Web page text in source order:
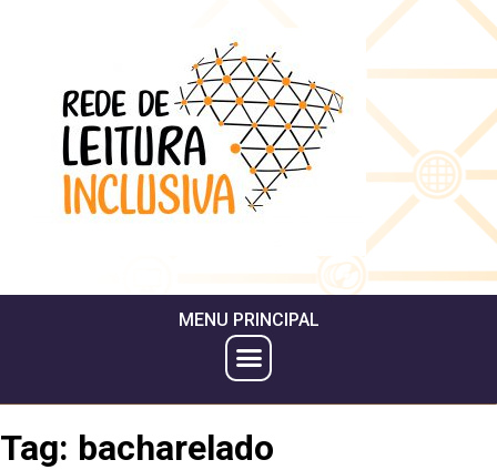
MENU PRINCIPAL
Tag: bacharelado